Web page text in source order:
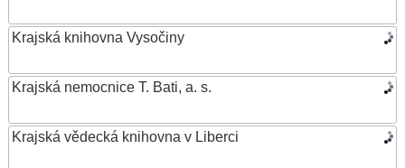
Krajská knihovna Vysočiny
Krajská nemocnice T. Bati, a. s.
Krajská vědecká knihovna v Liberci